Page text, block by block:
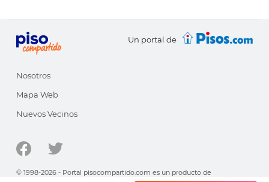
Un portal de
Nosotros
Mapa Web
Nuevos Vecinos
© 1998-2026 - Portal pisocompartido.com es un producto de